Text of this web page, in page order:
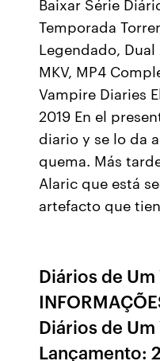
Temporada
Legendado,
MKV, MP4
Vampire Diaries
2019 En el
diario y se lo da
quema. Más
Alaric que está
artefacto que
Diários de Um
Diários de
Lançamento: